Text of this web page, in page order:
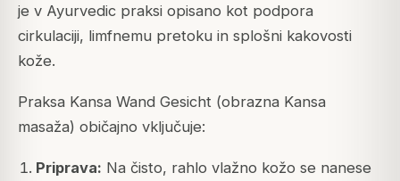
je v Ayurvedic praksi opisano kot podpora
cirkulaciji, limfnemu pretoku in splošni kakovosti
kože.
Praksa Kansa Wand Gesicht (obrazna Kansa
masaža) običajno vključuje:
Priprava: Na čisto, rahlo vlažno kožo se nanese